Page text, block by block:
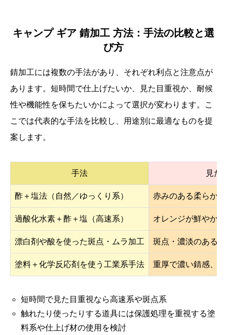
キャンプ ギア 錆加工 方法：手法の比較と選
び方
錆加工には複数の手法があり、それぞれ利点と注意点が
あります。短時間で仕上げたいか、見た目重視か、耐候
性や機能性を保ちたいかによって選択が変わります。こ
こでは代表的な手法を比較し、用途別に最適なものを提
案します。
手法 見た
酢＋塩法（自然／ゆっくり系） 赤みのある柔らか
過酸化水素＋酢＋塩（高速系） オレンジが鮮やか
漂白剤や酸を使った斑点・ムラ加工 斑点・濃淡のある
塗料＋化学反応剤を使う工業系手法 重厚で濃い錆感、
短時間で見た目重視なら高速系や斑点系
触れたり使ったりする道具には保護処理を重視する塗
料系や仕上げ材の使用を検討